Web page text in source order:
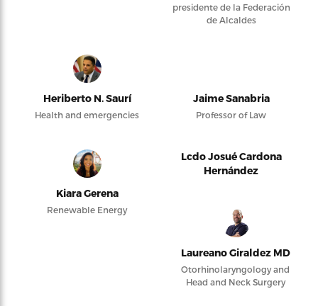
presidente de la Federación
de Alcaldes
Heriberto N. Saurí
Health and emergencies
Jaime Sanabria
Professor of Law
Kiara Gerena
Renewable Energy
Lcdo Josué Cardona
Hernández
Laureano Giraldez MD
Otorhinolaryngology and
Head and Neck Surgery